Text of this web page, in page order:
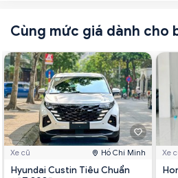
Cùng mức giá dành cho
Xe cũ Hồ Chí Minh
Hyundai Custin Tiêu Chuẩn
Xe